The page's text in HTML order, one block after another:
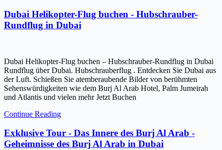
Dubai Helikopter-Flug buchen - Hubschrauber-
Rundflug in Dubai
Dubai Helikopter-Flug buchen – Hubschrauber-Rundflug in Dubai
Rundflug über Dubai. Hubschrauberflug . Entdecken Sie Dubai aus
der Luft. Schießen Sie atemberaubende Bilder von berühmten
Sehenswürdigkeiten wie dem Burj Al Arab Hotel, Palm Jumeirah
und Atlantis und vielen mehr Jetzt Buchen
Continue Reading
Exklusive Tour - Das Innere des Burj Al Arab -
Geheimnisse des Burj Al Arab in Dubai